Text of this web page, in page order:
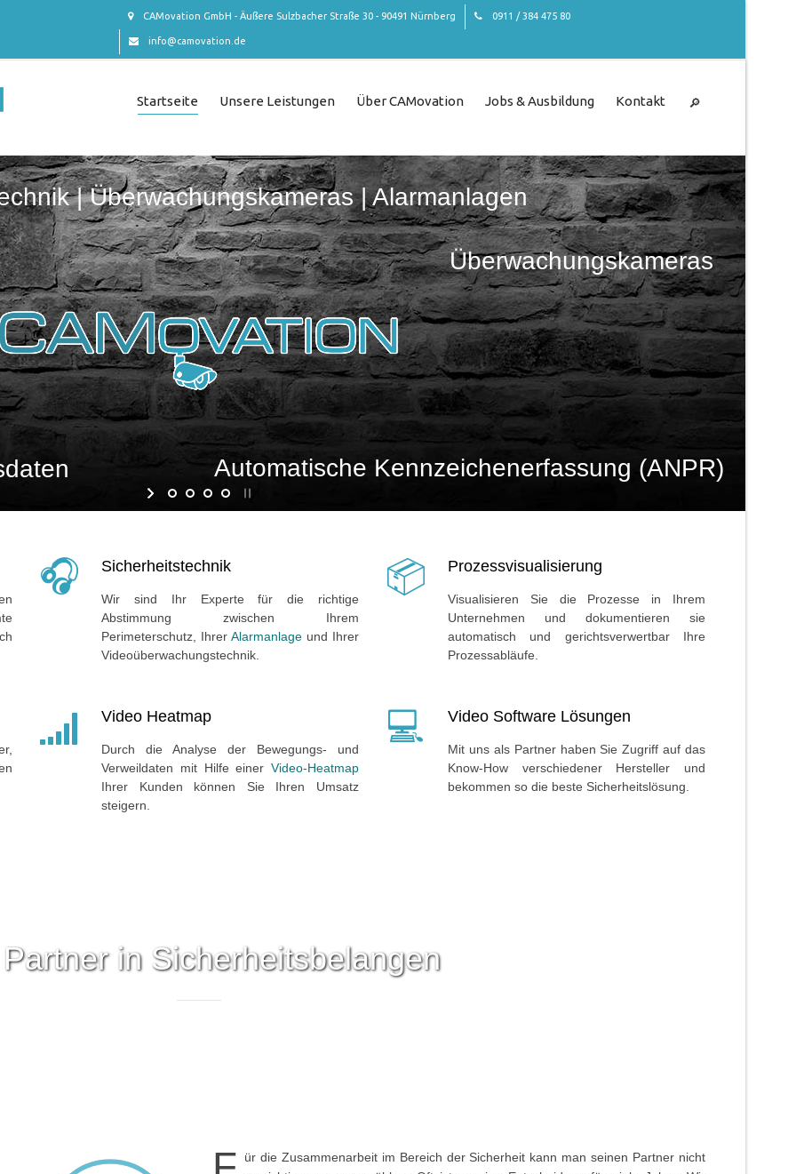
CAMovation GmbH - Äußere Sulzbacher Straße 30 - 90491 Nürnberg 0911 / 384 475 80
info@camovation.de
Startseite Unsere Leistungen Über CAMovation Jobs & Ausbildung Kontakt
| Überwachungskameras | Alarmanlagen
Automatische Kennzeichenerfassung (ANPR)
Überwachungskameras
Sicherheitstechnik
Wir sind Ihr Experte für die richtige
Abstimmung zwischen Ihrem
Perimeterschutz, Ihrer Alarmanlage und Ihrer
Videoüberwachungstechnik.
Video Heatmap
Durch die Analyse der Bewegungs- und
Verweildaten mit Hilfe einer Video-Heatmap
Ihrer Kunden können Sie Ihren Umsatz
steigern.
Prozessvisualisierung
Visualisieren Sie die Prozesse in Ihrem
Unternehmen und dokumentieren sie
automatisch und gerichtsverwertbar Ihre
Prozessabläufe.
Video Software Lösungen
Mit uns als Partner haben Sie Zugriff auf das
Know-How verschiedener Hersteller und
bekommen so die beste Sicherheitslösung.
in Sicherheitsbelangen
ür die Zusammenarbeit im Bereich der Sicherheit kann man seinen Partner nicht